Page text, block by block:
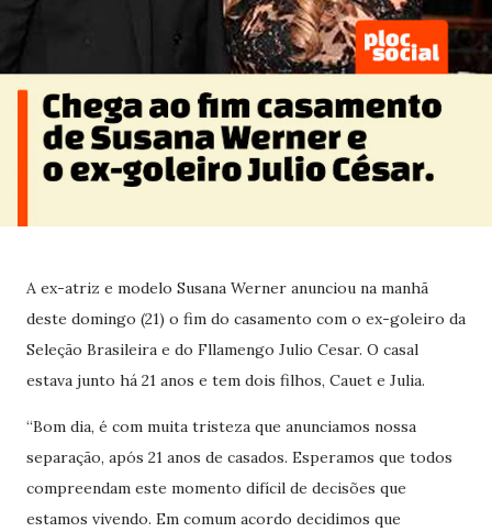
A ex-atriz e modelo Susana Werner anunciou na manhã
deste domingo (21) o fim do casamento com o ex-goleiro da
Seleção Brasileira e do Fllamengo Julio Cesar. O casal
estava junto há 21 anos e tem dois filhos, Cauet e Julia.
“Bom dia, é com muita tristeza que anunciamos nossa
separação, após 21 anos de casados. Esperamos que todos
compreendam este momento difícil de decisões que
estamos vivendo. Em comum acordo decidimos que